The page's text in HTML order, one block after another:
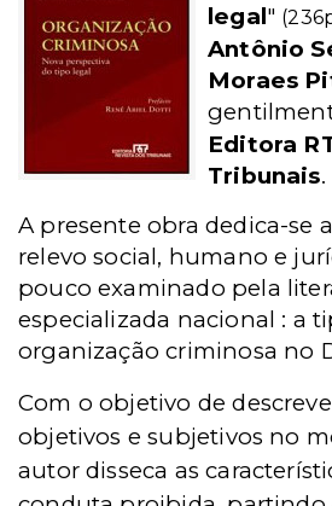
legal"
Antônio
Moraes
Editora
Tribunais.
A presente obra dedica-se
relevo social, humano e
pouco examinado pela
especializada nacional : a
organização criminosa no
Com o objetivo de
objetivos e subjetivos no
autor disseca as